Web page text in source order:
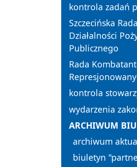
kontrola zadań
Szczecińska Rada
Działalności
Publicznego
Rada
kontrola
wydarzenia
ARCHIWUM
archiwum
biuletyn